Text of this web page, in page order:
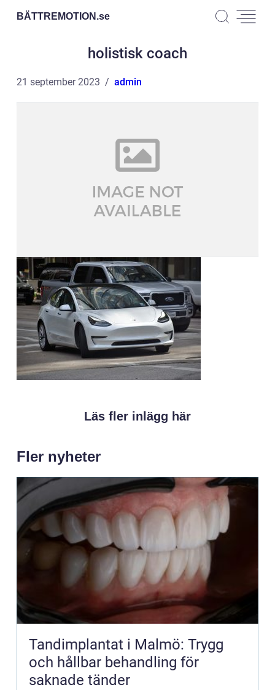
BÄTTREMOTION.se
holistisk coach
21 september 2023 admin
Läs fler inlägg här
Fler nyheter
Tandimplantat i Malmö: Trygg
och hållbar behandling för
saknade tänder